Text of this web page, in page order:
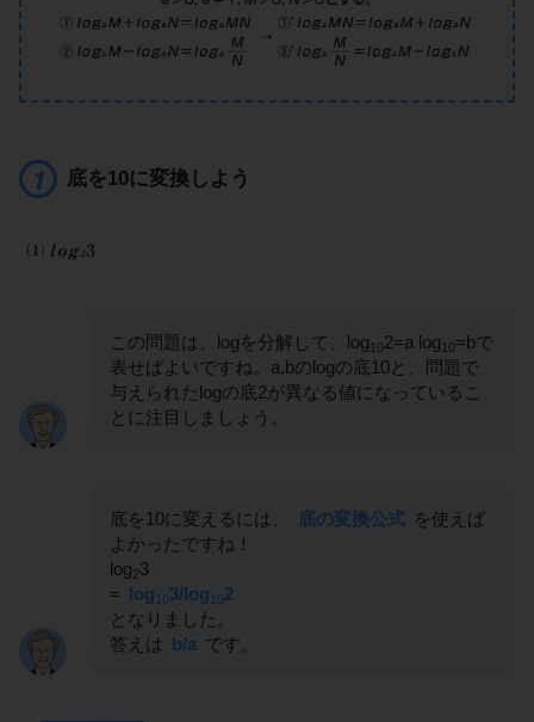
底を10に変換しよう
この問題は、logを分解して、log102=a log10=bで
表せばよいですね。a,bのlogの底10と、問題で
与えられたlogの底2が異なる値になっているこ
とに注目しましょう。
底を10に変えるには、 底の変換公式 を使えば
よかったですね！
log23
= log 103/log 102
となりました。
答えは b/a です。